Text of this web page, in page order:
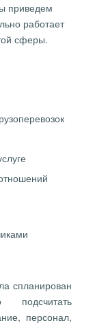
приведем
работает
сферы.
спланирован
персонал,